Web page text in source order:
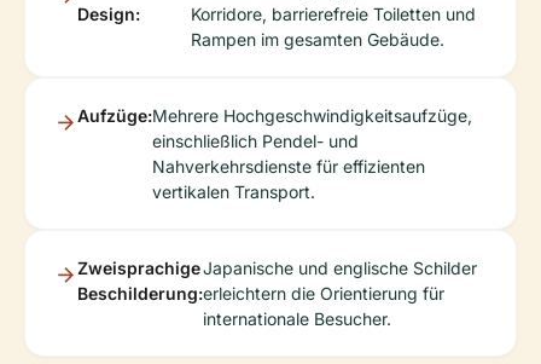
Design:
Korridore, barrierefreie Toiletten und
Rampen im gesamten Gebäude.
Aufzüge:Mehrere Hochgeschwindigkeitsaufzüge,
einschließlich Pendel- und
Nahverkehrsdienste für effizienten
vertikalen Transport.
Zweisprachige
Beschilderung:
Japanische und englische Schilder
erleichtern die Orientierung für
internationale Besucher.